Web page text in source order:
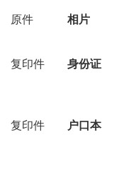
原件 相片
复印件 身份证
复印件 户口本